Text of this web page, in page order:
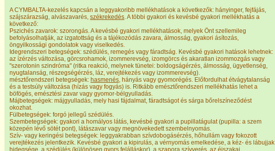
A CYMBALTA-kezelés kapcsán a leggyakoribb mellékhatások a következők: hányinger, fejfájás,
szájszárazság, alvászavarés, székrekedés. A többi gyakori és kevésbé gyakori mellékhatás a
következő:
Pszichés zavarok: szorongás. A kevésbé gyakori mellékhatások, melyek Önt szellemileg
befolyásolhatják, az izgatottság és a tájékozódás zavara, álmosság, gyakori ásítozás,
öngyilkossági gondolatok vagy viselkedés.
Idegrendszeri betegségek: szédülés, remegés vagy fáradtság. Kevésbé gyakori hatások lehetnek:
az ízérzés változása, görcsrohamok, izommerevség, izomgörcs és akaratlan izommozgás vagy
"szerotonin szindróma" (ritka reakció, melynek tünetei: boldogságérzés, álmosság, ügyetlenség,
nyugtalanság, részegségérzés, láz, verejtékezés vagy izommerevség).
mésztőrendszeri betegségek: hasmenés, hányás vagy gyomorégés. Előfordulhat étvágytalanság
és a testsúly változása (hízás vagy fogyás) is. Ritkább emésztőrendszeri mellékhatás lehet a
böfögés, emésztési zavar vagy gyomor-bélgyulladás.
Májbetegségek: májgyulladás, mely hasi fájdalmat, fáradtságot és sárga bőrelszíneződést
okozhat.
Fülbetegségek: forgó jellegű szédülés.
Szembetegségek: gyakori a homályos látás, kevésbé gyakori a pupillatágulat (pupilla: a szem
közepén lévő sötét pont), látászavar vagy megnövekedett szembelnyomás.
Szív- vagy keringési betegségek: leggyakrabban szívdobogásérzés, hőhullám vagy fokozott
verejtékezés jelentkezik. Kevésbé gyakori a kipirulás, a vérnyomás emelkedése, a kéz- és lábujjak
hidegsége, a szédülés (különösen gyors felálláskor), a szapora szívverés, az éjszakai